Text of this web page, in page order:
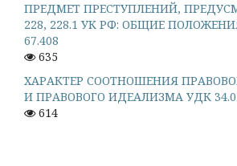
ПРЕДМЕТ ПРЕСТУПЛЕНИЙ,
228, 228.1 УК РФ: ОБЩИЕ
67.408
635
ХАРАКТЕР СООТНОШЕНИЯ
И ПРАВОВОГО ИДЕАЛИЗМА УДК
614